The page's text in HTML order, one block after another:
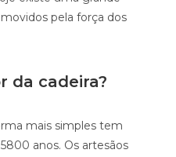
pela força dos
da cadeira?
mais simples tem
anos. Os artesãos